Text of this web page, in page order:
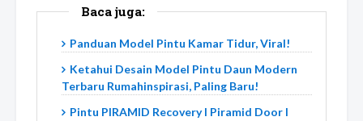
Baca juga:
Panduan Model Pintu Kamar Tidur, Viral!
Ketahui Desain Model Pintu Daun Modern
Terbaru Rumahinspirasi, Paling Baru!
Pintu PIRAMID Recovery l Piramid Door l